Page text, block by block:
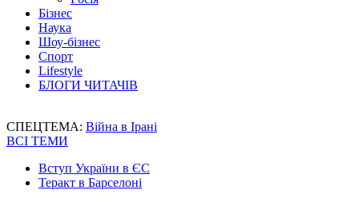
Бізнес
Наука
Шоу-бізнес
Спорт
Lifestyle
БЛОГИ ЧИТАЧІВ
СПЕЦТЕМА: Війна в Ірані
ВСІ ТЕМИ
Вступ України в ЄС
Теракт в Барселоні